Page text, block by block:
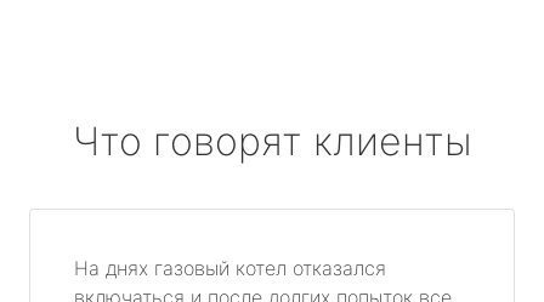
Что говорят клиенты
На днях газовый котел отказался